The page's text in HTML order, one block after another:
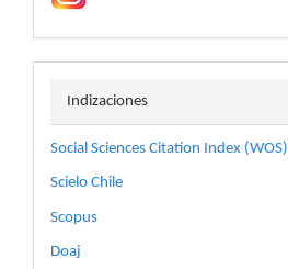
indizaciones
Indizaciones
Social Sciences Citation Index (WOS)
Scielo Chile
Scopus
Doaj